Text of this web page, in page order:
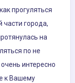
прогуляться
части города,
на
по не
интересно
к Вашему